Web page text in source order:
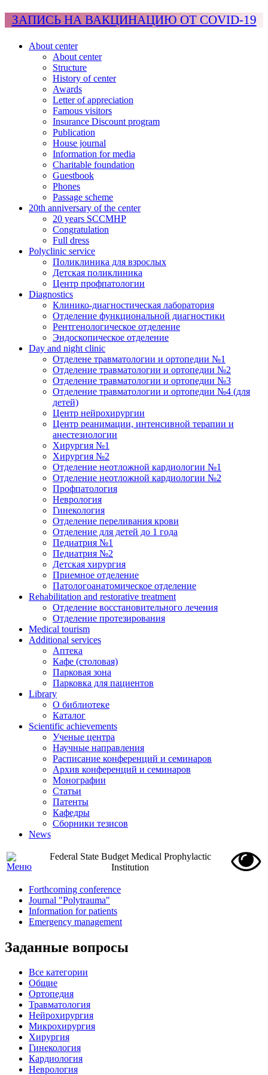
ЗАПИСЬ НА ВАКЦИНАЦИЮ ОТ COVID-19
About center
About center
Structure
History of center
Awards
Letter of appreciation
Famous visitors
Insurance Discount program
Publication
House journal
Information for media
Charitable foundation
Guestbook
Phones
Passage scheme
20th anniversary of the center
20 years SCCMHP
Congratulation
Full dress
Polyclinic service
Поликлиника для взрослых
Детская поликлиника
Центр профпатологии
Diagnostics
Клинико-диагностическая лаборатория
Отделение функциональной диагностики
Рентгенологическое отделение
Эндоскопическое отделение
Day and night clinic
Отделене травматологии и ортопедии №1
Отделение травматологии и ортопедии №2
Отделение травматологии и ортопедии №3
Отделение травматологии и ортопедии №4 (для
детей)
Центр нейрохирургии
Центр реанимации, интенсивной терапии и
анестезиологии
Хирургия №1
Хирургия №2
Отделение неотложной кардиологии №1
Отделение неотложной кардиологии №2
Профпатология
Неврология
Гинекология
Отделение переливания крови
Отделение для детей до 1 года
Педиатрия №1
Педиатрия №2
Детская хирургия
Приемное отделение
Патологоанатомическое отделение
Rehabilitation and restorative treatment
Отделение восстановительного лечения
Отделение протезирования
Medical tourism
Additional services
Аптека
Кафе (столовая)
Парковая зона
Парковка для пациентов
Library
О библиотеке
Каталог
Scientific achievements
Ученые центра
Научные направления
Расписание конференций и семинаров
Архив конференций и семинаров
Монографии
Статьи
Патенты
Кафедры
Сборники тезисов
News
Federal State Budget Medical Prophylactic
Institution
Forthcoming conference
Journal "Polytrauma"
Information for patients
Emergency management
Заданные вопросы
Все категории
Общие
Ортопедия
Травматология
Нейрохирургия
Микрохирургия
Хирургия
Гинекология
Кардиология
Неврология